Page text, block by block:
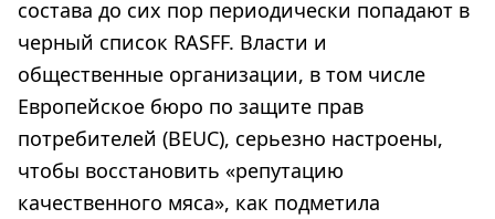
состава до сих пор периодически попадают в
черный список RASFF. Власти и
общественные организации, в том числе
Европейское бюро по защите прав
потребителей (BEUC), серьезно настроены,
чтобы восстановить «репутацию
качественного мяса», как подметила